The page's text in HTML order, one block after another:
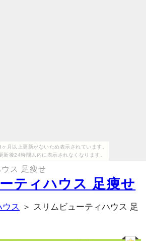
月以上更新がないため表示されています。
新後24時間以内に表示されなくなります。
ス 足痩せ
ティハウス 足痩せ
ス ＞ スリムビューティハウス 足